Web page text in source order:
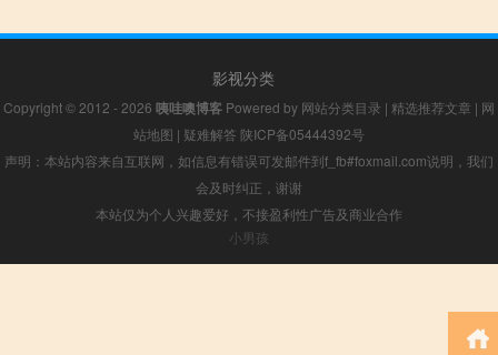
影视分类
Copyright © 2012 - 2026 咦哇噢博客 Powered by 网站分类目录 | 精选推荐文章 | 网
站地图 | 疑难解答 陕ICP备05444392号
声明：本站内容来自互联网，如信息有错误可发邮件到f_fb#foxmail.com说明，我们
会及时纠正，谢谢
本站仅为个人兴趣爱好，不接盈利性广告及商业合作
小男孩